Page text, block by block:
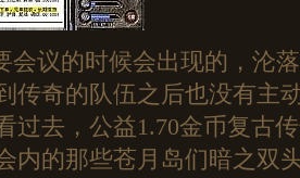
议的时候会出现的，沦
传奇的队伍之后也没有主
过去，公益1.70金币复古
内的那些苍月岛们暗之双